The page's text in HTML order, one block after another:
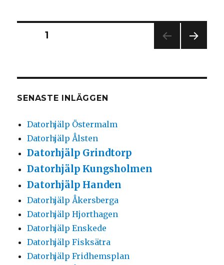
Sidnumrering
inlägg
SIDA1
SENASTE INLÄGGEN
Datorhjälp Östermalm
Datorhjälp Ålsten
Datorhjälp Grindtorp
Datorhjälp Kungsholmen
Datorhjälp Handen
Datorhjälp Åkersberga
Datorhjälp Hjorthagen
Datorhjälp Enskede
Datorhjälp Fisksätra
Datorhjälp Fridhemsplan